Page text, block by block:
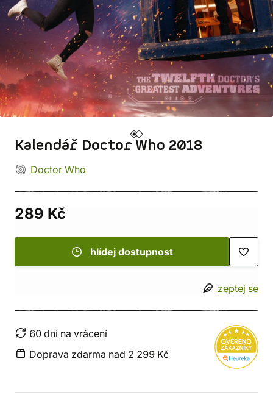
Kalendář Doctor Who 2018
Doctor Who
289 Kč
hlídej dostupnost
zeptej se
60 dní na vrácení
Doprava zdarma nad 2 299 Kč